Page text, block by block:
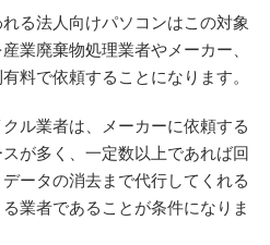
る法人向けパソコンはこの対象
業廃棄物処理業者やメーカー、
料で依頼することになります。
ル業者は、メーカーに依頼する
が多く、一定数以上であれば回
ータの消去まで代行してくれる
業者であることが条件になりま